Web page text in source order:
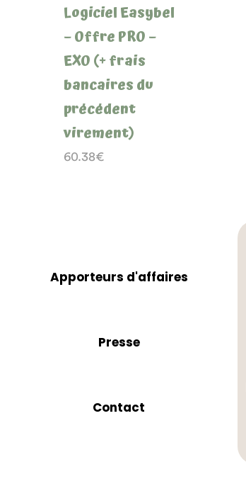
Logiciel Easybel
– Offre PRO –
EXO (+ frais
bancaires du
précédent
virement)
60.38€
Apporteurs d'affaires
Presse
Contact